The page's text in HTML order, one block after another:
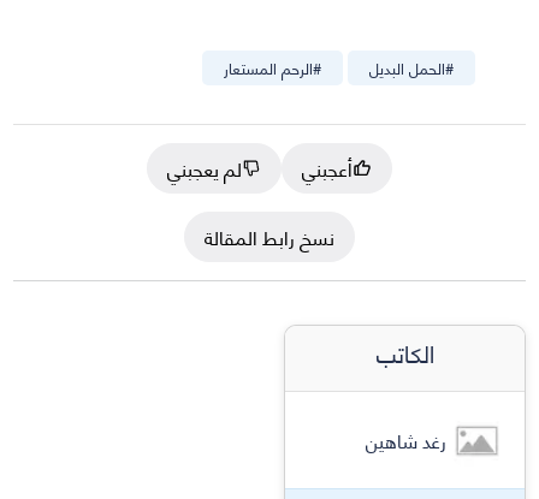
#الرحم المستعار #الحمل البديل
أعجبني
لم يعجبني
نسخ رابط المقالة
الكاتب
رغد شاهين